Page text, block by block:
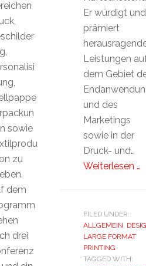
Er würdigt und
prämiert
Leistungen
dem Gebiet
und des
Marketings
sowie in der
Druck- und…
Weiterlesen …
FILED UNDER:
ALLGEMEIN,
LARGE FORMAT
PRINTING
TAGGED WITH:
sowie
zu
dem
drei